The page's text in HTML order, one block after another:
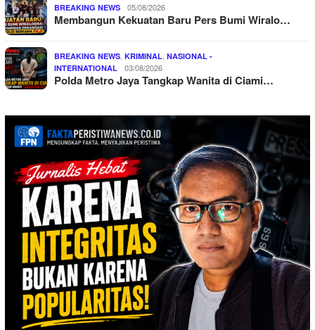
BREAKING NEWS 05/08/2026
Membangun Kekuatan Baru Pers Bumi Wiralo…
BREAKING NEWS KRIMINAL NASIONAL -
INTERNATIONAL
03/08/2026
Polda Metro Jaya Tangkap Wanita di Ciami…